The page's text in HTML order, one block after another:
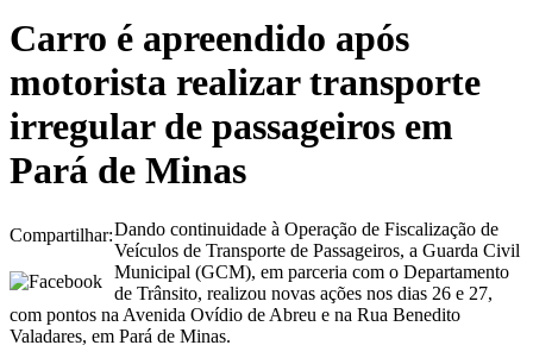
Carro é apreendido após
motorista realizar transporte
irregular de passageiros em
Pará de Minas
Compartilhar:Dando continuidade à Operação de Fiscalização de
Veículos de Transporte de Passageiros, a Guarda Civil
Municipal (GCM), em parceria com o Departamento
de Trânsito, realizou novas ações nos dias 26 e 27,
com pontos na Avenida Ovídio de Abreu e na Rua Benedito
Valadares, em Pará de Minas.